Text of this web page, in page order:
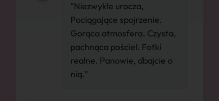
"Niezwykle urocza,
Pociągające spojrzenie.
Gorąca atmosfera. Czysta,
pachnąca pościel. Fotki
realne. Panowie, dbajcie o
nią."